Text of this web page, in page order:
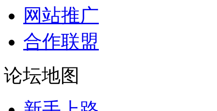
网站推广
合作联盟
论坛地图